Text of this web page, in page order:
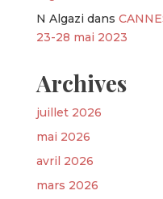
N Algazi dans
23-28 mai 2023
Archives
juillet 2026
mai 2026
avril 2026
mars 2026